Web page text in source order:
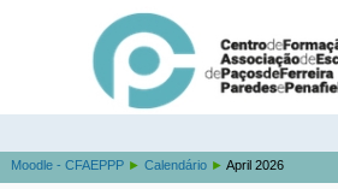
Moodle - CFAEPPP ► Calendário ► April 2026